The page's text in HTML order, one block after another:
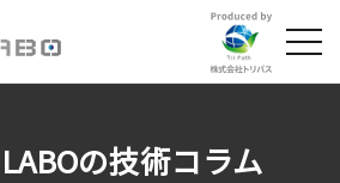
の技術コラム